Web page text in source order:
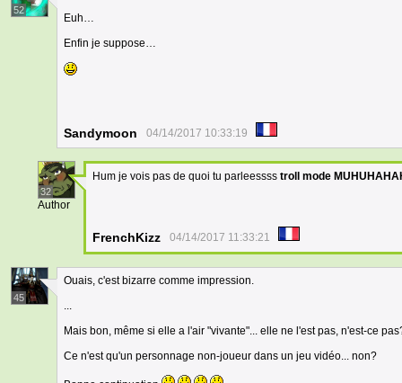
52
Euh…
Enfin je suppose…
Sandymoon 04/14/2017 10:33:19
32
Author
Hum je vois pas de quoi tu parleessss troll mode
FrenchKizz 04/14/2017 11:33:21
45
Ouais, c'est bizarre comme impression.
...
Mais bon, même si elle a l'air "vivante"... elle ne l'est pas, n'est-ce
Ce n'est qu'un personnage non-joueur dans un jeu vidéo... non?